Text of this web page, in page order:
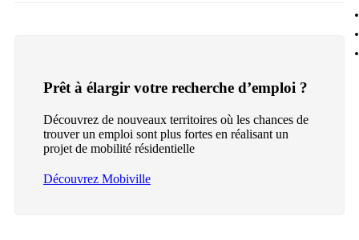
Prêt à élargir votre recherche d’emploi ?
Découvrez de nouveaux territoires où les chances de
trouver un emploi sont plus fortes en réalisant un
projet de mobilité résidentielle
Découvrez Mobiville